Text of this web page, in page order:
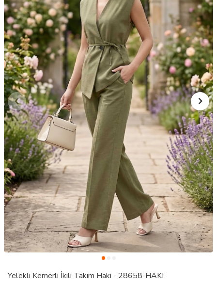
Yelekli Kemerli İkili Takım Haki - 28658-HAKI